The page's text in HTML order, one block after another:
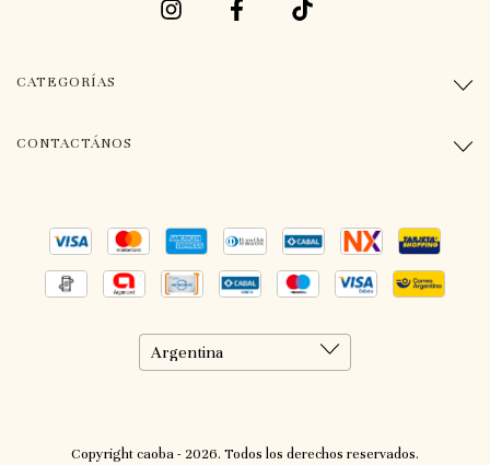
CATEGORÍAS
CONTACTÁNOS
Copyright caoba - 2026. Todos los derechos reservados.